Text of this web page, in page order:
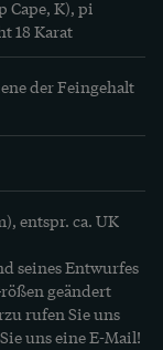
Cape, K), pi
18 Karat
der Feingehalt
entspr. ca. UK
seines Entwurfes
geändert
rufen Sie uns
uns eine E-Mail!